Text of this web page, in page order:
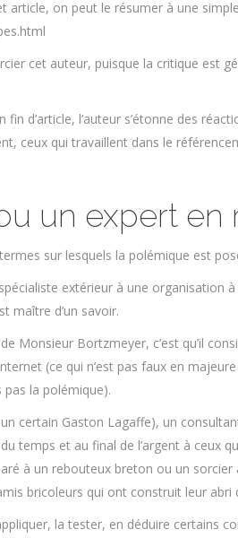
article, on peut le résumer à une
cet auteur, puisque la critique est
fin d’article, l’auteur s’étonne des
ceux qui travaillent dans le
un expert
sur lesquels la polémique est
extérieur à une organisation
maître d’un savoir.
Monsieur Bortzmeyer, c’est qu’il
(ce qui n’est pas faux en
la polémique).
certain Gaston Lagaffe), un
temps et au final de l’argent à ceux
à un rebouteux breton ou un sorcier
bricoleurs qui ont construit leur
la tester, en déduire